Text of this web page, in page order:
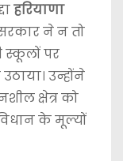
हरियाणा
ने न तो
स्कूलों पर
उन्होंने
क्षेत्र को
के मूल्यों